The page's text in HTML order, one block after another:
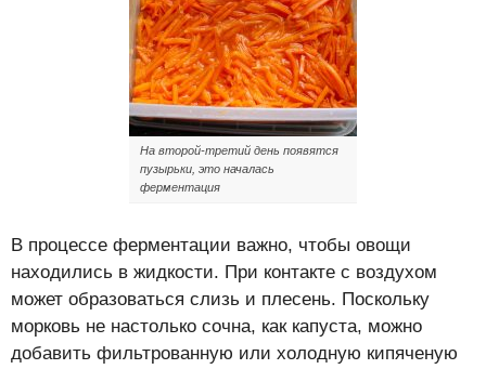
На второй-третий день появятся
пузырьки, это началась
ферментация
В процессе ферментации важно, чтобы овощи
находились в жидкости. При контакте с воздухом
может образоваться слизь и плесень. Поскольку
морковь не настолько сочна, как капуста, можно
добавить фильтрованную или холодную кипяченую